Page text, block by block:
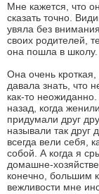
Мне кажется, что
сказать точно.
увяла без
своих родителей,
она пошла в школу.
Она очень
давала знать, что
как-то
назад, когда
придумали друг
называли так друг
всегда вели себя,
собой. А когда я
домашне-
конечно, большим
вежливости мне